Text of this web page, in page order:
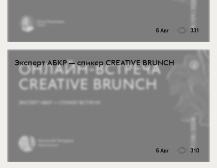
6 Авг 331
Эксперт АБКР — спикер CREATIVE BRUNCH
6 Авг 310